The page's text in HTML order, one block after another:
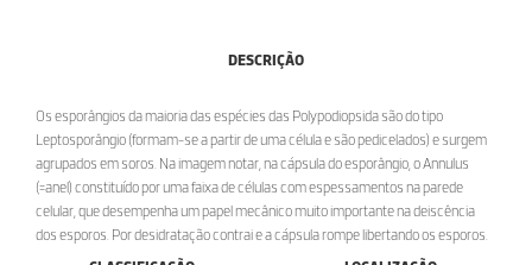
DESCRIÇÃO
Os esporângios da maioria das espécies das Polypodiopsida são do tipo
Leptosporângio (formam-se a partir de uma célula e são pedicelados) e surgem
agrupados em soros. Na imagem notar, na cápsula do esporângio, o Annulus
(=anel) constituído por uma faixa de células com espessamentos na parede
celular, que desempenha um papel mecânico muito importante na deiscência
dos esporos. Por desidratação contrai e a cápsula rompe libertando os esporos.